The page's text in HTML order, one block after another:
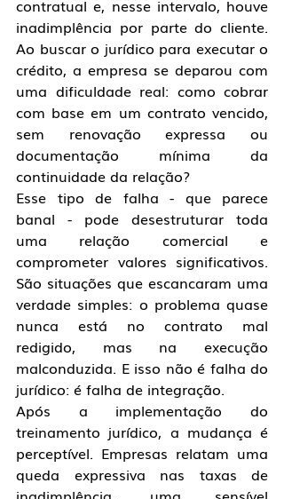
contratual e, nesse intervalo, houve
inadimplência por parte do cliente.
Ao buscar o jurídico para executar o
crédito, a empresa se deparou com
uma dificuldade real: como cobrar
com base em um contrato vencido,
sem renovação expressa ou
documentação mínima da
continuidade da relação?
Esse tipo de falha - que parece
banal - pode desestruturar toda
uma relação comercial e
comprometer valores significativos.
São situações que escancaram uma
verdade simples: o problema quase
nunca está no contrato mal
redigido, mas na execução
malconduzida. E isso não é falha do
jurídico: é falha de integração.
Após a implementação do
treinamento jurídico, a mudança é
perceptível. Empresas relatam uma
queda expressiva nas taxas de